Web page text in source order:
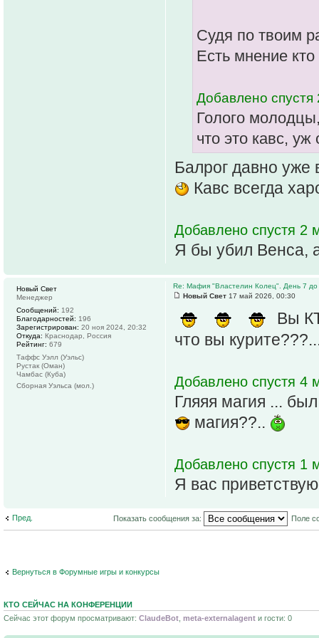
Судя по твоим
Есть мнение кто
Добавлено
Голого
что это кавс,
Балрог давно уже
Кавс всегда
Добавлено спустя 2
Я бы убил Венса,
Re: Мафия "Властелин Колец". День 7 до
Новый Свет 17 май 2026, 00:30
Вы
что вы
Добавлено спустя 4
Гляяя магия ...
магия??..
Добавлено спустя 1
Я вас
Новый Свет
Менеджер
Сообщений: 192
Благодарностей: 196
Зарегистрирован: 20 ноя 2024, 20:32
Откуда: Краснодар, Россия
Рейтинг: 679
Таффс Уэлл (Уэльс)
Рустак (Оман)
Чамбас (Куба)
Сборная Уэльса (мол.)
Пред. Показать сообщения за: Поле
Вернуться в Форумные игры и конкурсы
КТО СЕЙЧАС НА КОНФЕРЕНЦИИ
Сейчас этот форум просматривают: ClaudeBot meta-externalagent и гости: 0